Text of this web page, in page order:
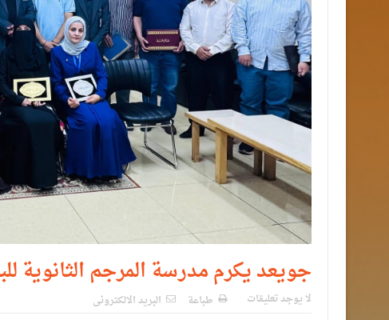
جويعد يكرم مدرسة المرجم الثانوية
لا يوجد تعليقات طباعة البريد الالكترونى